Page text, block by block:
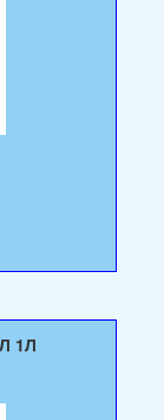
1Л